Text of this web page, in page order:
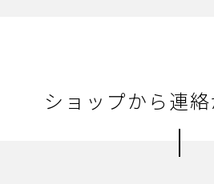
ショップから連